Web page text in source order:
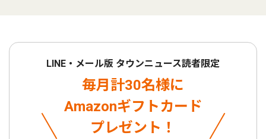
LINE・メール版 タウンニュース読者限定
毎月計30名様に
Amazonギフトカード
プレゼント！